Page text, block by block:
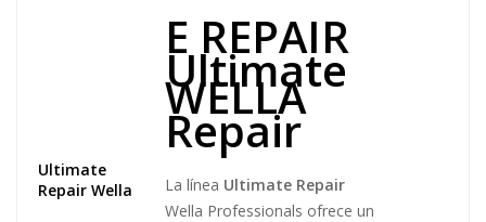
Ultimate
Repair Wella
Ultimate
Repair
La línea Ultimate Repair
Wella Professionals ofrece un